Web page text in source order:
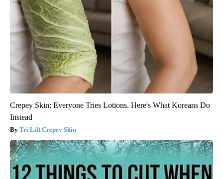
Crepey Skin: Everyone Tries Lotions. Here's What Koreans Do
Instead
Tri Lift Crepey Skin